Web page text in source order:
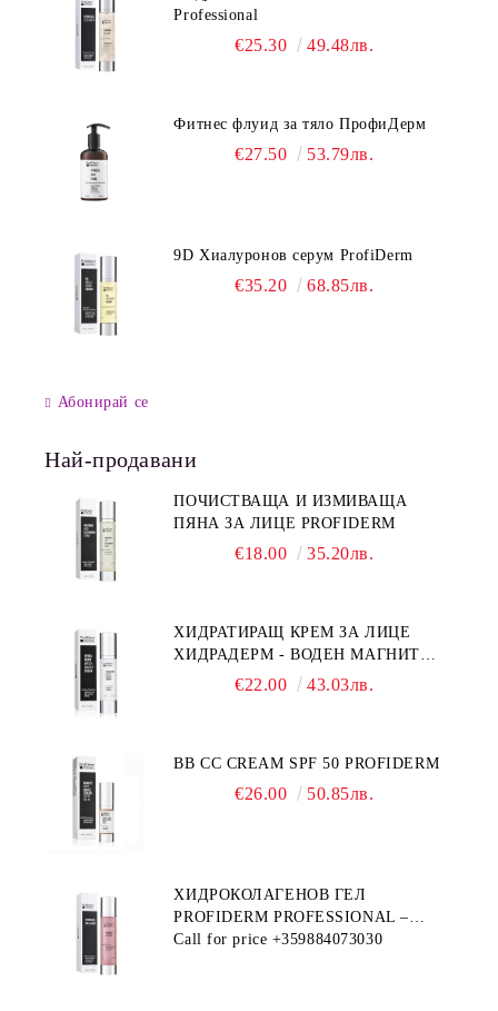
Professional
€25.30 49.48лв.
Фитнес флуид за тяло ПрофиДерм
€27.50 53.79лв.
9D Хиалуронов серум ProfiDerm
€35.20 68.85лв.
Абонирай се
Най-продавани
ПОЧИСТВАЩА И ИЗМИВАЩА
ПЯНА ЗА ЛИЦЕ PROFIDERM
€18.00 35.20лв.
ХИДРАТИРАЩ КРЕМ ЗА ЛИЦЕ
ХИДРАДЕРМ - ВОДЕН МАГНИТ
PROFIDERM€22.00 43.03лв.
BB CC CREAM SPF 50 PROFIDERM
€26.00 50.85лв.
ХИДРОКОЛАГЕНОВ ГЕЛ
PROFIDERM PROFESSIONAL –
ПРОДУКТ ЗА ДЪЛБОКА
Call for price +359884073030